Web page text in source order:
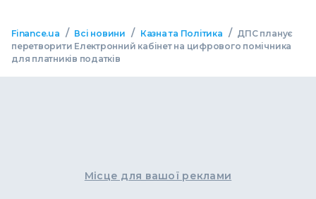
Finance.ua / Всі новини / Казна та Політика / ДПС планує
перетворити Електронний кабінет на цифрового помічника
для платників податків
Місце для вашої реклами